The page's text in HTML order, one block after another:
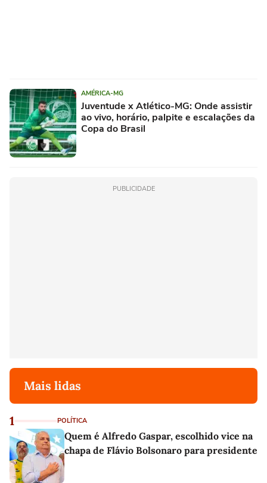
AMÉRICA-MG
Juventude x Atlético-MG: Onde assistir
ao vivo, horário, palpite e escalações da
Copa do Brasil
PUBLICIDADE
Mais lidas
1 POLÍTICA
Quem é Alfredo Gaspar, escolhido vice na
chapa de Flávio Bolsonaro para presidente